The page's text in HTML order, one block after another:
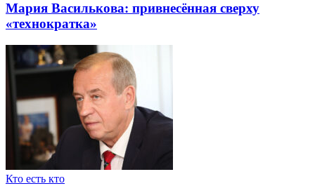
Мария Василькова: привнесённая сверху
«технократка»
Кто есть кто